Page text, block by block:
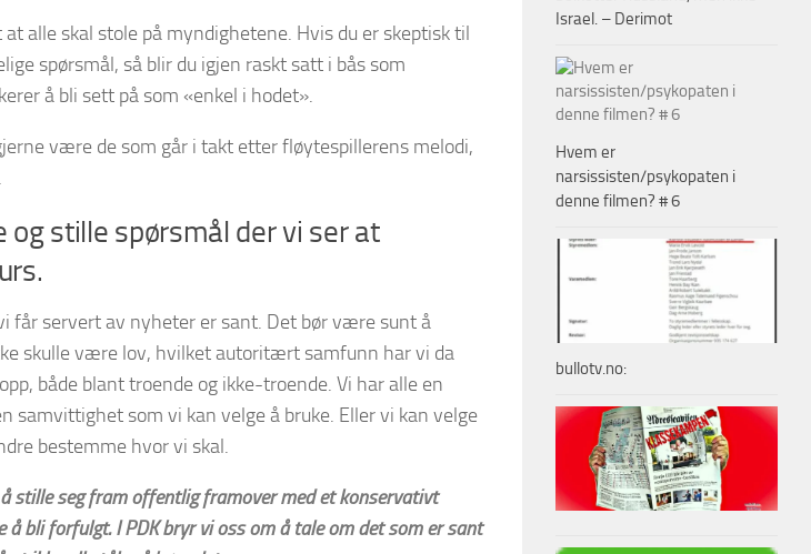
alle skal stole på myndighetene. Hvis du er skeptisk til
spørsmål, så blir du igjen raskt satt i bås som
å bli sett på som «enkel i hodet».
være de som går i takt etter fløytespillerens melodi,
og stille spørsmål der vi ser at
får servert av nyheter er sant. Det bør være sunt å
skulle være lov, hvilket autoritært samfunn har vi da
både blant troende og ikke-troende. Vi har alle en
samvittighet som vi kan velge å bruke. Eller vi kan velge
bestemme hvor vi skal.
stille seg fram offentlig framover med et konservativt
å bli forfulgt. I PDK bryr vi oss om å tale om det som er sant
Israel. – Derimot
Hvem er
narsissisten/psykopaten i
denne filmen? # 6
bullotv.no: